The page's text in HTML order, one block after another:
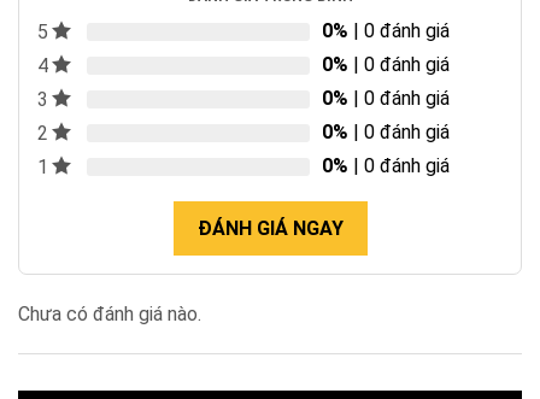
5 0% | 0 đánh giá
4
0% | 0 đánh giá
3
0% | 0 đánh giá
2
0% | 0 đánh giá
1
0% | 0 đánh giá
ĐÁNH GIÁ NGAY
Chưa có đánh giá nào.